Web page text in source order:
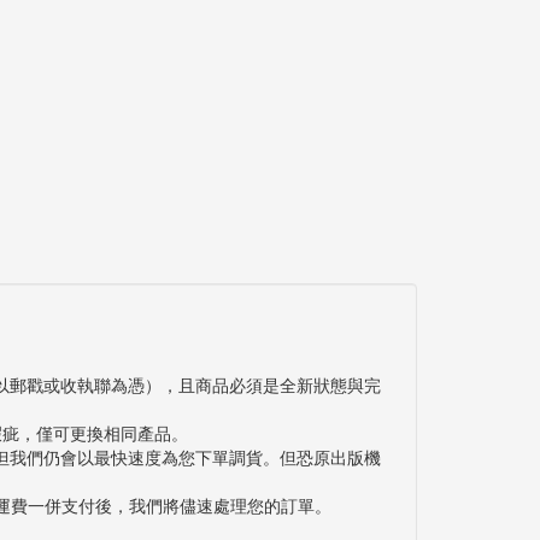
戳或收執聯為憑），且商品必須是全新狀態與完
，僅可更換相同產品。
們仍會以最快速度為您下單調貨。但恐原出版機
一併支付後，我們將儘速處理您的訂單。